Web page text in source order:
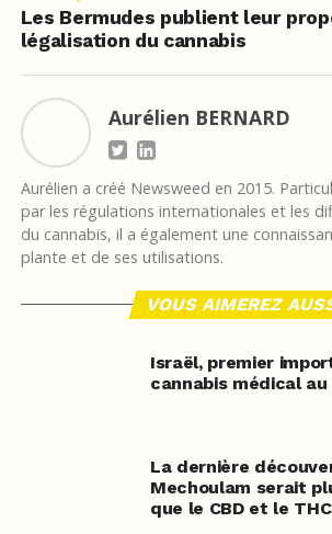
Les Bermudes publient leur
légalisation du cannabis
Aurélien BERNARD
Aurélien a créé Newsweed en 2015.
par les régulations internationales et les
du cannabis, il a également une
plante et de ses utilisations.
VOUS AIMEREZ
Israël, premier
cannabis médical au
La dernière
Mechoulam serait
que le CBD et le THC